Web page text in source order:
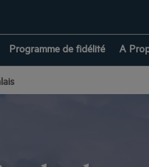
Programme de fidélité A